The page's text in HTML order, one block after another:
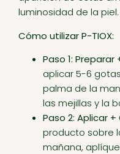
luminosidad de la piel.
Cómo utilizar P-TIOX:
Paso 1: Preparar
aplicar 5-6
palma de la
las mejillas y la
Paso 2: Aplicar
producto sobre
mañana,